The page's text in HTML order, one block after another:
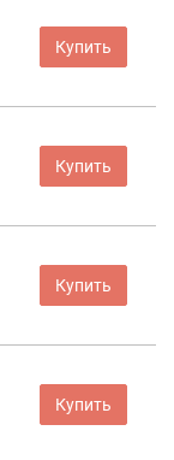
Купить
Купить
Купить
Купить